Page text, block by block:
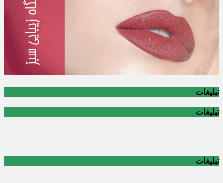
تبلیغات
تبلیغات